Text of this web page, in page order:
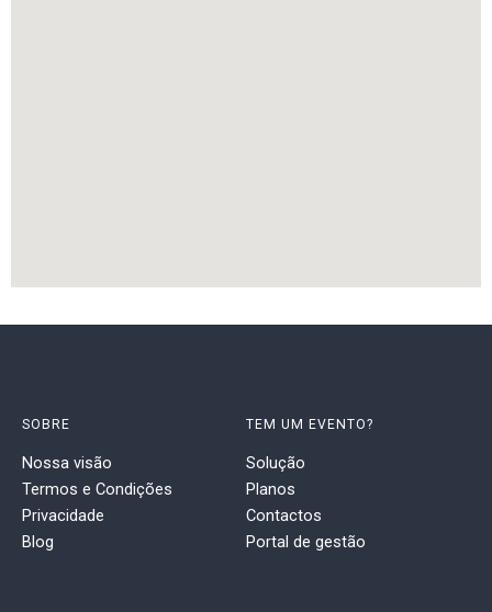
SOBRE
Nossa visão
Termos e Condições
Privacidade
Blog
TEM UM EVENTO?
Solução
Planos
Contactos
Portal de gestão